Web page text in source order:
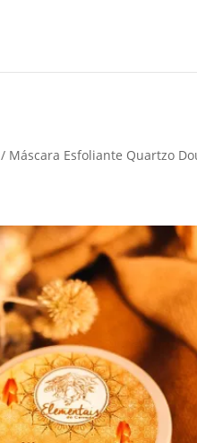
/ Máscara Esfoliante Quartzo